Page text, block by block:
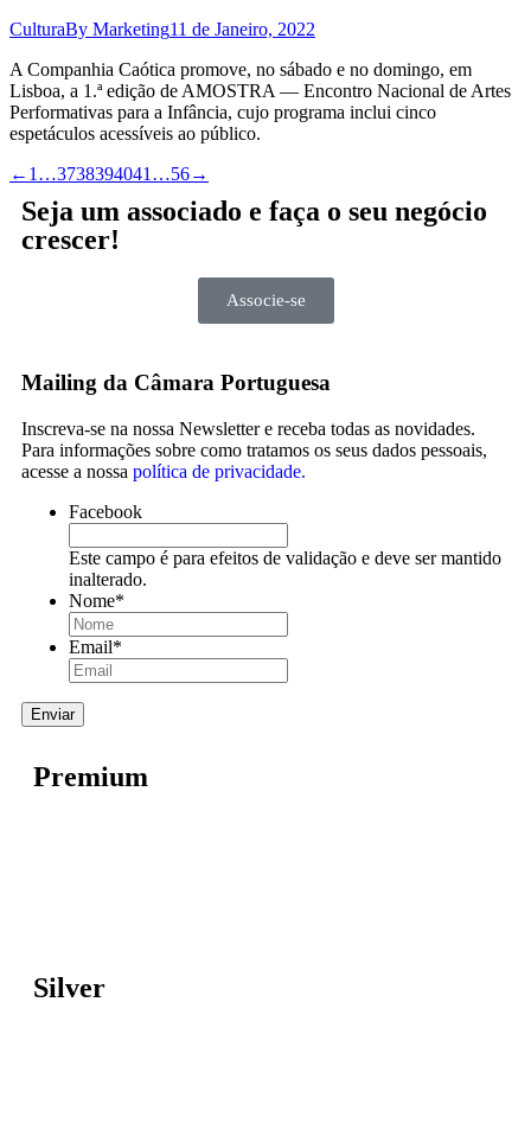
CulturaBy Marketing11 de Janeiro, 2022
A Companhia Caótica promove, no sábado e no domingo, em
Lisboa, a 1.ª edição de AMOSTRA — Encontro Nacional de Artes
Performativas para a Infância, cujo programa inclui cinco
espetáculos acessíveis ao público.
← 1 …3738394041 …56→
Seja um associado e faça o seu negócio
crescer!
Associe-se
Mailing da Câmara Portuguesa
Inscreva-se na nossa Newsletter e receba todas as novidades.
Para informações sobre como tratamos os seus dados pessoais,
acesse a nossa política de privacidade.
Facebook
Este campo é para efeitos de validação e deve ser mantido
inalterado.
Nome*
Email*
Premium
Silver